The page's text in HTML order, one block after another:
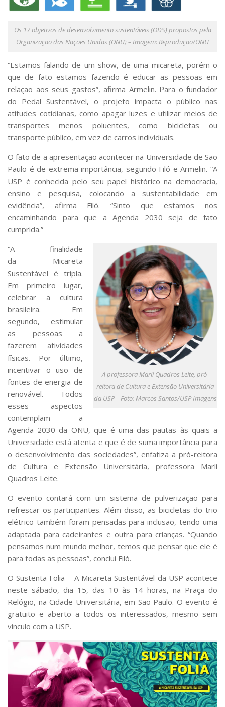
Os 17 objetivos de desenvolvimento sustentáveis (ODS) propostos pela
Organização das Nações Unidas (ONU) – Imagem: Reprodução/ONU
“Estamos falando de um show, de uma micareta, porém o
que de fato estamos fazendo é educar as pessoas em
relação aos seus gastos”, afirma Armelin. Para o fundador
do Pedal Sustentável, o projeto impacta o público nas
atitudes cotidianas, como apagar luzes e utilizar meios de
transportes menos poluentes, como bicicletas ou
transporte público, em vez de carros individuais.
O fato de a apresentação acontecer na Universidade de São
Paulo é de extrema importância, segundo Filó e Armelin. “A
USP é conhecida pelo seu papel histórico na democracia,
ensino e pesquisa, colocando a sustentabilidade em
evidência”, afirma Filó. “Sinto que estamos nos
encaminhando para que a Agenda 2030 seja de fato
cumprida.”
A professora Marli Quadros Leite, pró-
reitora de Cultura e Extensão Universitária
da USP – Foto: Marcos Santos/USP Imagens
“A finalidade
da Micareta
Sustentável é tripla.
Em primeiro lugar,
celebrar a cultura
brasileira. Em
segundo, estimular
as pessoas a
fazerem atividades
físicas. Por último,
incentivar o uso de
fontes de energia de
renovável. Todos
esses aspectos
contemplam a
Agenda 2030 da ONU, que é uma das pautas às quais a
Universidade está atenta e que é de suma importância para
o desenvolvimento das sociedades”, enfatiza a pró-reitora
de Cultura e Extensão Universitária, professora Marli
Quadros Leite.
O evento contará com um sistema de pulverização para
refrescar os participantes. Além disso, as bicicletas do trio
elétrico também foram pensadas para inclusão, tendo uma
adaptada para cadeirantes e outra para crianças. “Quando
pensamos num mundo melhor, temos que pensar que ele é
para todas as pessoas”, conclui Filó.
O Sustenta Folia – A Micareta Sustentável da USP acontece
neste sábado, dia 15, das 10 às 14 horas, na Praça do
Relógio, na Cidade Universitária, em São Paulo. O evento é
gratuito e aberto a todos os interessados, mesmo sem
vínculo com a USP.